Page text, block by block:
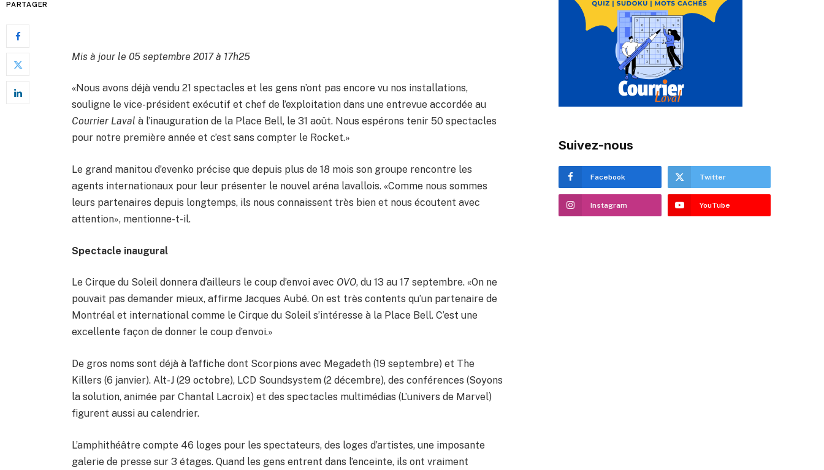
PARTAGER
Mis à jour le 05 septembre 2017 à 17h25
«Nous avons déjà vendu 21 spectacles et les gens n’ont pas encore vu nos installations,
souligne le vice-président exécutif et chef de l’exploitation dans une entrevue accordée au
Courrier Laval à l’inauguration de la Place Bell, le 31 août. Nous espérons tenir 50 spectacles
pour notre première année et c’est sans compter le Rocket.»
Le grand manitou d’evenko précise que depuis plus de 18 mois son groupe rencontre les
agents internationaux pour leur présenter le nouvel aréna lavallois. «Comme nous sommes
leurs partenaires depuis longtemps, ils nous connaissent très bien et nous écoutent avec
attention», mentionne-t-il.
Spectacle inaugural
Le Cirque du Soleil donnera d’ailleurs le coup d’envoi avec OVO, du 13 au 17 septembre. «On ne
pouvait pas demander mieux, affirme Jacques Aubé. On est très contents qu’un partenaire de
Montréal et international comme le Cirque du Soleil s’intéresse à la Place Bell. C’est une
excellente façon de donner le coup d’envoi.»
De gros noms sont déjà à l’affiche dont Scorpions avec Megadeth (19 septembre) et The
Killers (6 janvier). Alt-J (29 octobre), LCD Soundsystem (2 décembre), des conférences (Soyons
la solution, animée par Chantal Lacroix) et des spectacles multimédias (L’univers de Marvel)
figurent aussi au calendrier.
L’amphithéâtre compte 46 loges pour les spectateurs, des loges d’artistes, une imposante
galerie de presse sur 3 étages. Quand les gens entrent dans l’enceinte, ils ont vraiment
Suivez-nous
Facebook Twitter
Instagram YouTube